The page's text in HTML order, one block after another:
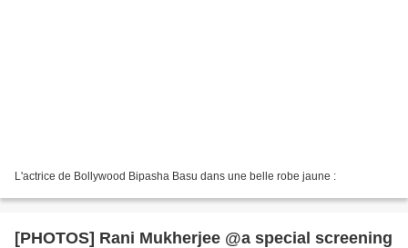
L'actrice de Bollywood Bipasha Basu dans une belle robe jaune :
[PHOTOS] Rani Mukherjee @a special screening